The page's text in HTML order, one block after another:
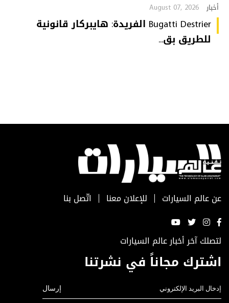
أخبار August 07, 2026
Bugatti Destrier الفريدة: هايبركار قانونية
للطريق بق...
عن عالم السيارات للإعلان معنا اتّصل بنا
لتصلك آخر أخبار عالم السيارات
اشترك مجاناً في نشرتنا